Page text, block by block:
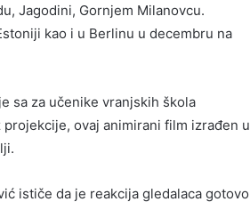
Jagodini, Gornjem Milanovcu.
kao i u Berlinu u decembru na
sa za učenike vranjskih škola
ovaj animirani film izrađen u
ističe da je reakcija gledalaca gotovo